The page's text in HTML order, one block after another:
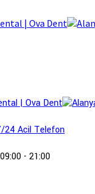
24 Acil Telefon
09:00 - 21:00